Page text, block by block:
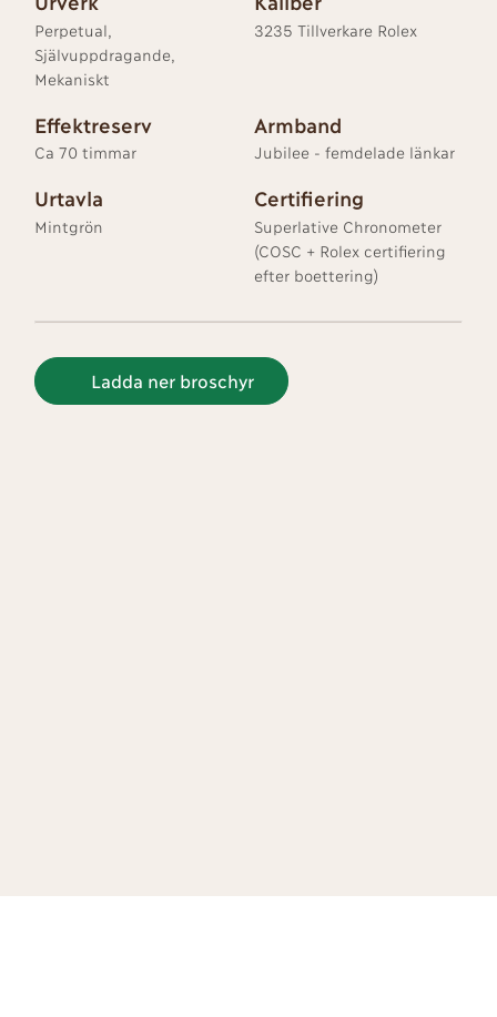
Perpetual,
Självuppdragande,
Mekaniskt
3235 Tillverkare Rolex
Effektreserv
Ca 70 timmar
Armband
Jubilee - femdelade länkar
Urtavla
Mintgrön
Certifiering
Superlative Chronometer
(COSC + Rolex certifiering
efter boettering)
Ladda ner broschyr